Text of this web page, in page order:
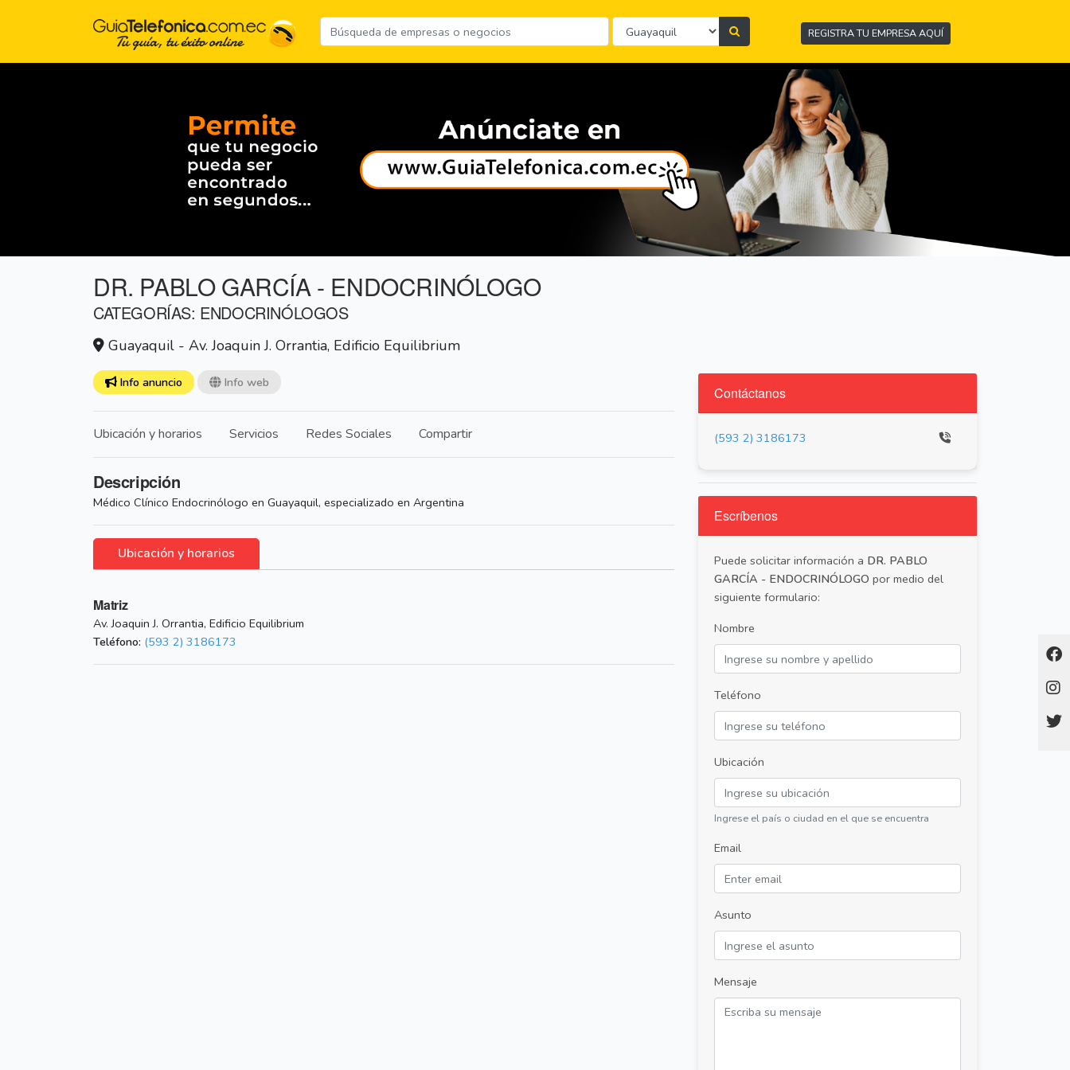
REGISTRA TU EMPRESA AQUÍ
DR. PABLO GARCÍA - ENDOCRINÓLOGO
CATEGORÍAS: ENDOCRINÓLOGOS
Guayaquil - Av. Joaquin J. Orrantia, Edificio Equilibrium
Info anuncio Info web
Ubicación y horarios Servicios Redes Sociales Compartir
Descripción
Médico Clínico Endocrinólogo en Guayaquil, especializado en Argentina
Ubicación y horarios
Matriz
Av. Joaquin J. Orrantia, Edificio Equilibrium
Teléfono: (593 2) 3186173
Contáctanos
(593 2) 3186173
Escríbenos
Puede solicitar información a DR. PABLO
GARCÍA - ENDOCRINÓLOGO por medio del
siguiente formulario:
Nombre
Teléfono
Ubicación
Ingrese el país o ciudad en el que se encuentra
Email
Asunto
Mensaje